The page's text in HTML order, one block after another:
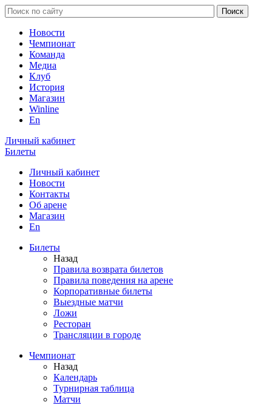
Новости
Чемпионат
Команда
Медиа
Клуб
История
Магазин
Winline
En
Личный кабинет
Билеты
Личный кабинет
Новости
Контакты
Об арене
Магазин
En
Билеты
Назад
Правила возврата билетов
Правила поведения на арене
Корпоративные билеты
Выездные матчи
Ложи
Ресторан
Трансляции в городе
Чемпионат
Назад
Календарь
Турнирная таблица
Матчи